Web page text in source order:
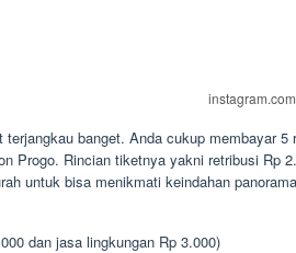
banget. Anda cukup membayar 5
Progo. Rincian tiketnya yakni retribusi Rp
untuk bisa menikmati keindahan
dan jasa lingkungan Rp 3.000)